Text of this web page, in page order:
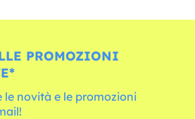
PROMOZIONI
le novità e le promozioni